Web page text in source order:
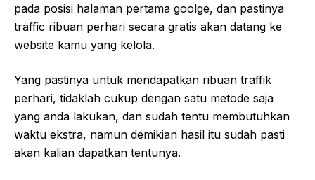
pada posisi halaman pertama goolge, dan pastinya
traffic ribuan perhari secara gratis akan datang ke
website kamu yang kelola.
Yang pastinya untuk mendapatkan ribuan traffik
perhari, tidaklah cukup dengan satu metode saja
yang anda lakukan, dan sudah tentu membutuhkan
waktu ekstra, namun demikian hasil itu sudah pasti
akan kalian dapatkan tentunya.